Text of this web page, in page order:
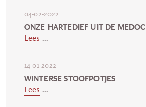
04-02-2022
ONZE HARTEDIEF UIT DE MEDOC
Lees ...
14-01-2022
WINTERSE STOOFPOTJES
Lees ...